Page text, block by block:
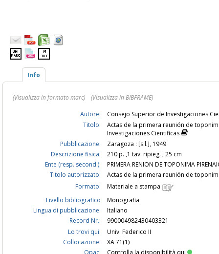
Info
(Visualizza in formato marc)
(Visualizza in BIBFRAME)
Autore:
Consejo Superior de Investigaciones
Titolo:
Actas de la primera reunión de
Investigaciones Cientificas
Pubblicazione:
Zaragoza : [s.l.], 1949
Descrizione fisica:
210 p. ,1 tav. ripieg. ; 25 cm
Ente (resp. second.):
PRIMERA RENION DE TOPONIMA
Titolo autorizzato:
Actas de la primera reunión de
Formato:
Materiale a stampa
Livello bibliografico
Monografia
Lingua di pubblicazione:
Italiano
Record Nr.:
990004982430403321
Lo trovi qui:
Univ. Federico II
Collocazione:
XA 71(1)